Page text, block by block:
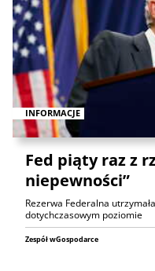
INFORMACJE
Fed piąty raz z
niepewności”
Rezerwa Federalna
dotychczasowym poziomie
Zespół wGospodarce